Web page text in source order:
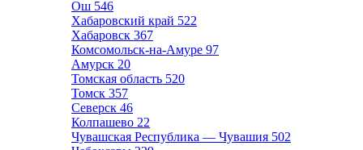
Ош 546
Хабаровский край 522
Хабаровск 367
Комсомольск-на-Амуре 97
Амурск 20
Томская область 520
Томск 357
Северск 46
Колпашево 22
Чувашская Республика — Чувашия 502